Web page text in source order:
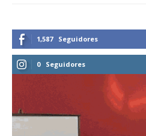
1,587 Seguidores
0 Seguidores